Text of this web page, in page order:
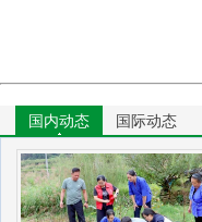
国内动态 国际动态